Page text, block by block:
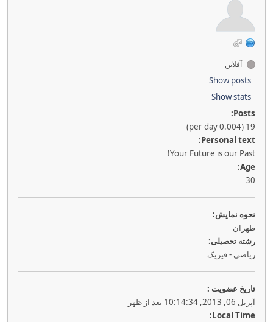
آفلاین
Show posts
Show stats
Posts:
19 (0.004 per day)
Personal text:
Your Future is our Past!
Age:
30
نحوه نمايش:
طهران
رشته تحصیلی:
ریاضی - فیزیک
تاريخ عضويت :
آپریل 06, 2013, 10:14:34 بعد از ظهر
Local Time: